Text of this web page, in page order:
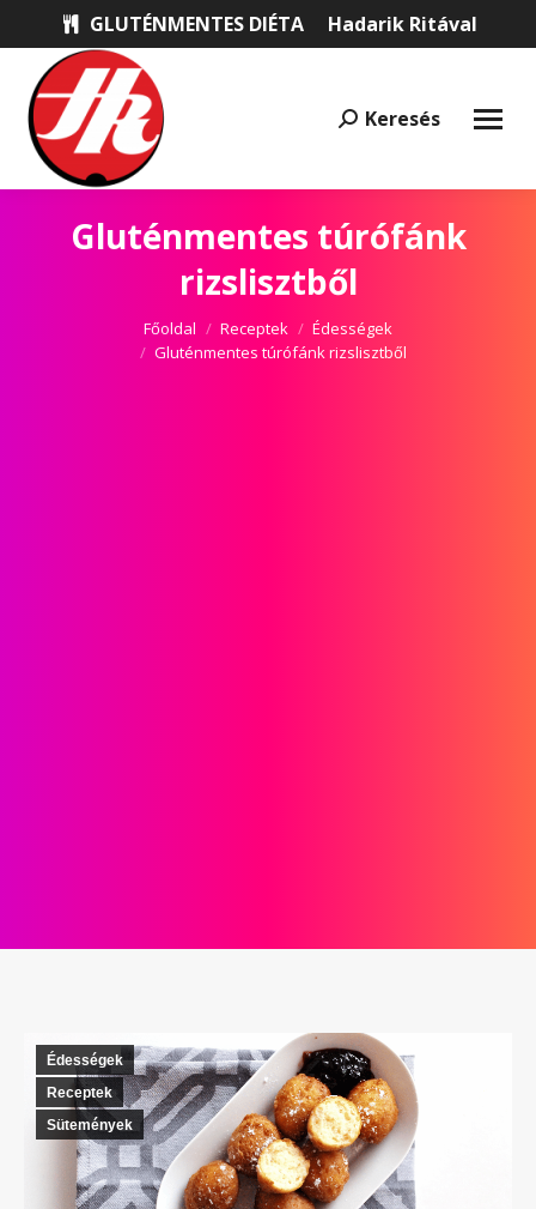
GLUTÉNMENTES DIÉTA Hadarik Ritával
Keresés:
Keresés
Gluténmentes túrófánk
rizslisztből
Itt vagy most:Főoldal Receptek
Édességek
Gluténmentes túrófánk rizslisztből
Édességek
Receptek
Sütemények